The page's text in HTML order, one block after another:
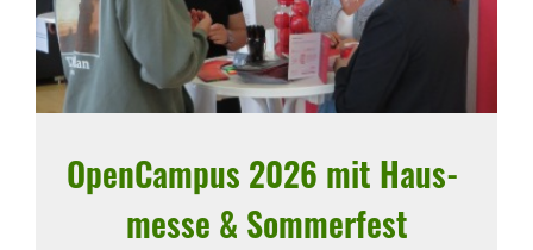
Open­Campus 2026 mit Haus­
messe & Sommer­fest